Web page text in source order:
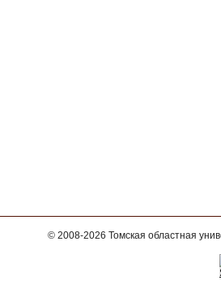
© 2008-2026 Томская областная